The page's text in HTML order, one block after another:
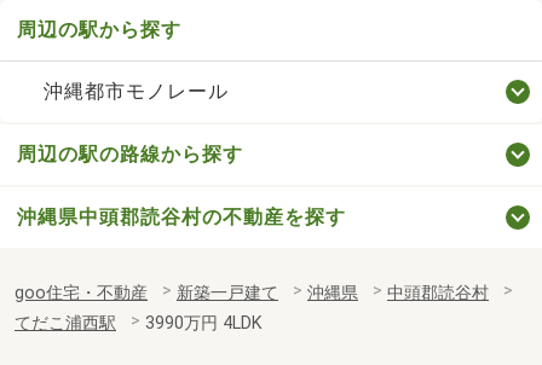
周辺の駅から探す
沖縄都市モノレール
周辺の駅の路線から探す
沖縄県中頭郡読谷村の不動産を探す
goo住宅・不動産 新築一戸建て 沖縄県
中頭郡読谷村
てだこ浦西駅
3990万円 4LDK